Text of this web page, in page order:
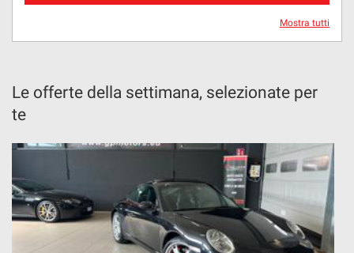
Mostra tutti
Le offerte della settimana, selezionate per
te